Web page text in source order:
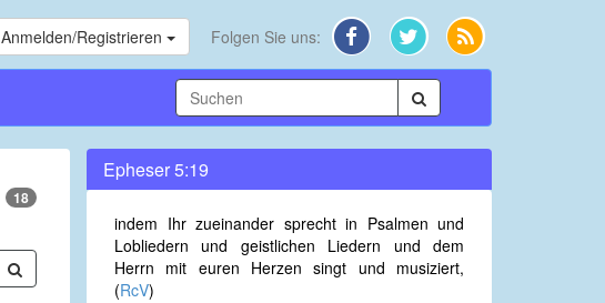
Anmelden/Registrieren Folgen Sie uns:
18
Epheser 5:19
indem Ihr zueinander sprecht in Psalmen und
Lobliedern und geistlichen Liedern und dem
Herrn mit euren Herzen singt und musiziert,
(RcV)